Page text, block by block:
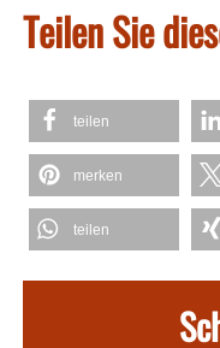
Teilen Sie
teilen
merken
teilen